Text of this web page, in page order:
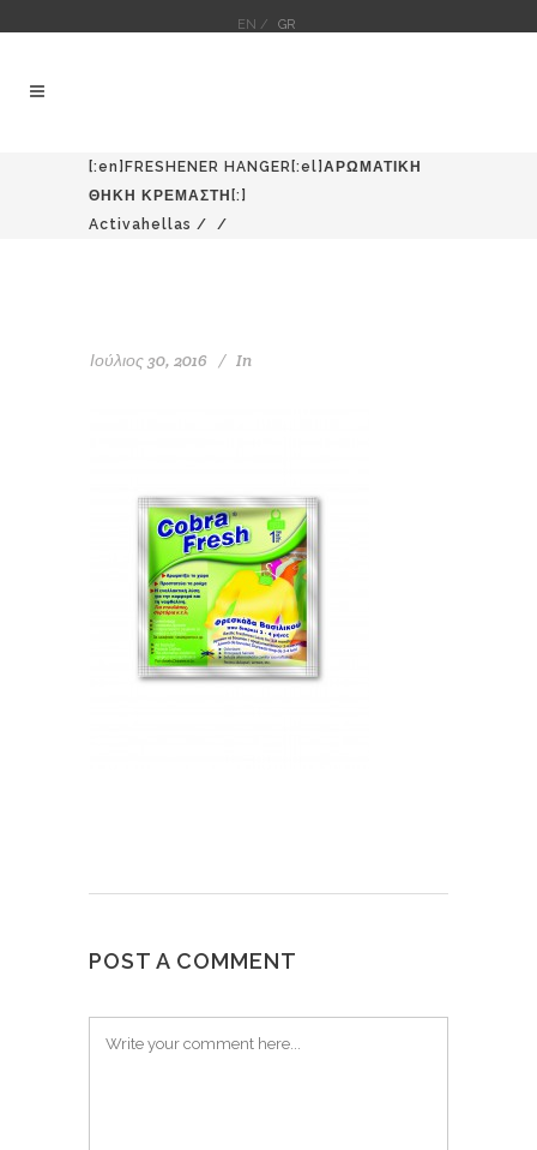
EN / GR
[:en]FRESHENER HANGER[:el]ΑΡΩΜΑΤΙΚΗ
ΘΗΚΗ ΚΡΕΜΑΣΤΗ[:]
Activahellas / /
Ιούλιος 30, 2016 In
POST A COMMENT